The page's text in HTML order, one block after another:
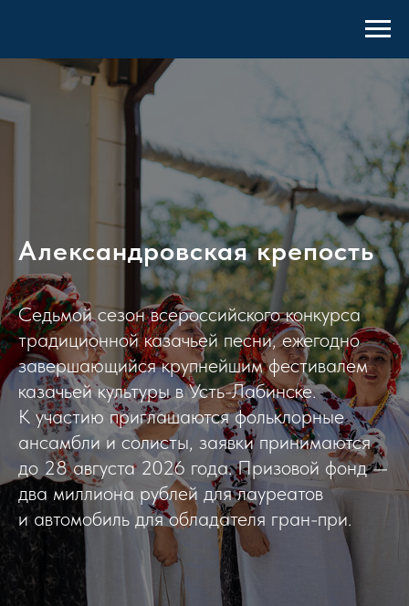
Александровская крепость
Седьмой сезон всероссийского конкурса
традиционной казачьей песни, ежегодно
завершающийся крупнейшим фестивалем
казачьей культуры в Усть-Лабинске.
К участию приглашаются фольклорные
ансамбли и солисты, заявки принимаются
до 28 августа 2026 года. Призовой фонд —
два миллиона рублей для лауреатов
и автомобиль для обладателя гран-при.